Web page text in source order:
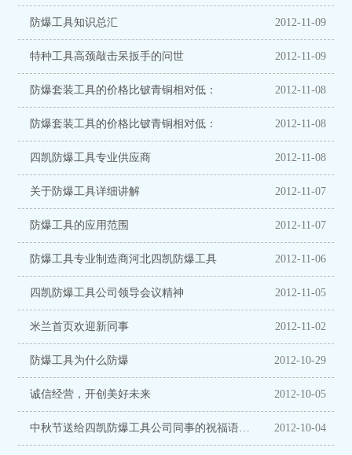
防爆工具知识总汇 2012-11-09
特种工具高颈敲击呆扳手的问世 2012-11-09
防爆套装工具的价格比铍青铜相对低： 2012-11-08
防爆套装工具的价格比铍青铜相对低： 2012-11-08
四凯防爆工具专业供应商 2012-11-08
关于防爆工具详细讲解 2012-11-07
防爆工具的应用范围 2012-11-07
防爆工具专业制造商河北四凯防爆工具 2012-11-06
四凯防爆工具公司领导会议精神 2012-11-05
米兰首页欢迎新同事 2012-11-02
防爆工具为什么防爆 2012-10-29
诚信经营，开创美好未来 2012-10-05
中秋节送给四凯防爆工具公司同事的祝福语大
全
2012-10-04